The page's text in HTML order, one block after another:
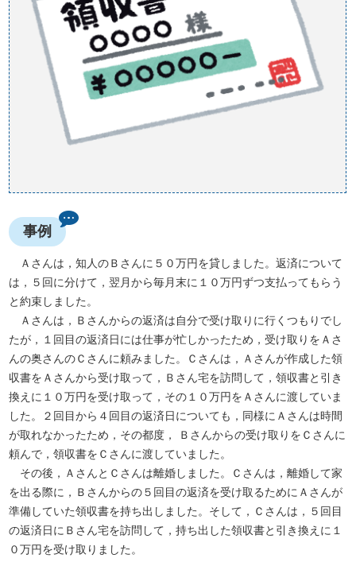
事例
Ａさんは，知人のＢさんに５０万円を貸しました。返済について
は，５回に分けて，翌月から毎月末に１０万円ずつ支払ってもらう
と約束しました。
Ａさんは，Ｂさんからの返済は自分で受け取りに行くつもりでし
たが，１回目の返済日には仕事が忙しかったため，受け取りをＡさ
んの奥さんのＣさんに頼みました。Ｃさんは，Ａさんが作成した領
収書をＡさんから受け取って，Ｂさん宅を訪問して，領収書と引き
換えに１０万円を受け取って，その１０万円をＡさんに渡していま
した。２回目から４回目の返済日についても，同様にＡさんは時間
が取れなかったため，その都度， Ｂさんからの受け取りをＣさんに
頼んで，領収書をＣさんに渡していました。
その後，ＡさんとＣさんは離婚しました。Ｃさんは，離婚して家
を出る際に，Ｂさんからの５回目の返済を受け取るためにＡさんが
準備していた領収書を持ち出しました。そして，Ｃさんは，５回目
の返済日にＢさん宅を訪問して，持ち出した領収書と引き換えに１
０万円を受け取りました。